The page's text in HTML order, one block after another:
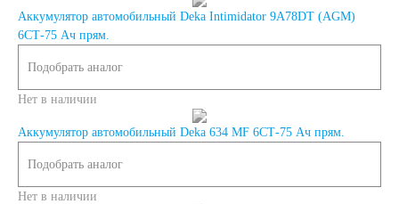
17 А/ч 18 А/ч
19 А/ч 20 А/ч
24 А/ч 30 А/ч
Технология
Аккумулятор автомобильный Deka Intimidator 9A78DT (AGM)
6СТ-75 Ач прям.
Подобрать аналог
Нет в наличии
Аккумулятор автомобильный Deka 634 MF 6СТ-75 Ач прям.
Подобрать аналог
Нет в наличии